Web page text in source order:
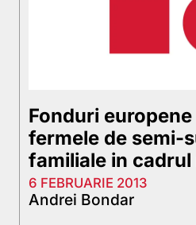
Fonduri
fermele de semi-
familiale in cadrul
6 FEBRUARIE 2013
Andrei Bondar